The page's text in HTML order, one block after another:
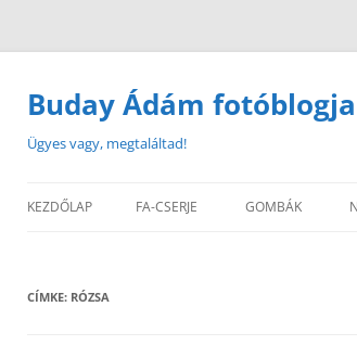
Buday Ádám fotóblogja
Ügyes vagy, megtaláltad!
KEZDŐLAP FA-CSERJE GOMBÁK
CÍMKE: RÓZSA